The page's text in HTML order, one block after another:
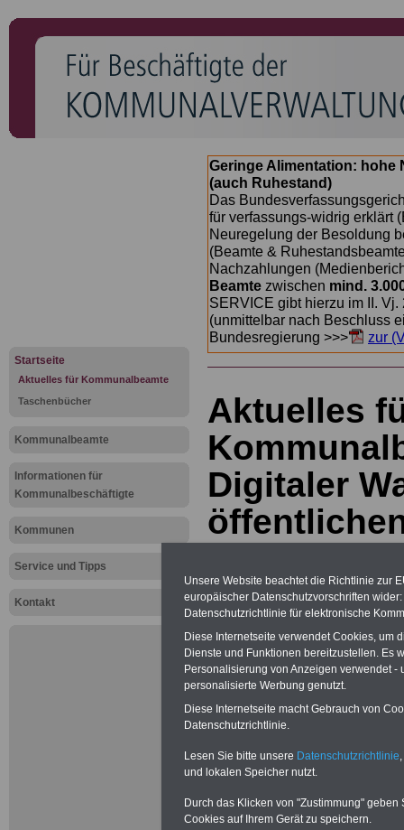
Startseite
Aktuelles für Kommunalbeamte
Taschenbücher
Kommunalbeamte
Informationen für
Kommunalbeschäftigte
Kommunen
Service und Tipps
Kontakt
Geringe Alimentation: hohe
(auch Ruhestand)
Das
für verfassungs-widrig erklärt
Neuregelung der Besoldung
(Beamte &
Nachzahlungen
Beamte zwischen mind.
SERVICE gibt hierzu im II.
(unmittelbar nach Beschluss
Bundesregierung >>>
zur
Aktuelles
Digitaler
& eBooks für den Öffentlichen Dienst
oder Beamte zum Komplettpreis von
15 Euro im Jahr - auch für
Verwaltunggeeignet. Sie können
alle Bücher und eBooks
herunterladen, lesen und
ausdrucken: Wissenswertes zum
Beamtenversorgung,Tarifrecht,
Nebentätig-keitsrecht, Berufseinstieg
>>>mehr Informationen
Mehr
Unsere Website beachtet die Richtlinie zur
europäischer Datenschutzvorschriften
Datenschutzrichtlinie für elektronische
Diese Internetseite verwendet Cookies, um
Dienste und Funktionen bereitzustellen. Es
Personalisierung von Anzeigen verwendet
personalisierte Werbung genutzt.
Diese Internetseite macht Gebrauch von
Datenschutzrichtlinie.
Lesen Sie bitte unsere Datenschutzrichtlinie
und lokalen Speicher nutzt.
Durch das Klicken von "Zustimmung"
Cookies auf Ihrem Gerät zu speichern.